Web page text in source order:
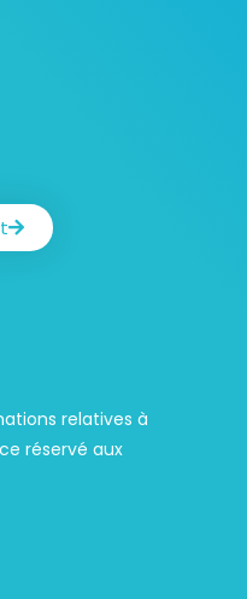
relatives à
réservé aux